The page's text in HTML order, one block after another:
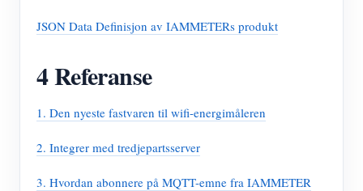
JSON Data Definisjon av IAMMETERs produkt
4 Referanse
1. Den nyeste fastvaren til wifi-energimåleren
2. Integrer med tredjepartsserver
3. Hvordan abonnere på MQTT-emne fra IAMMETER